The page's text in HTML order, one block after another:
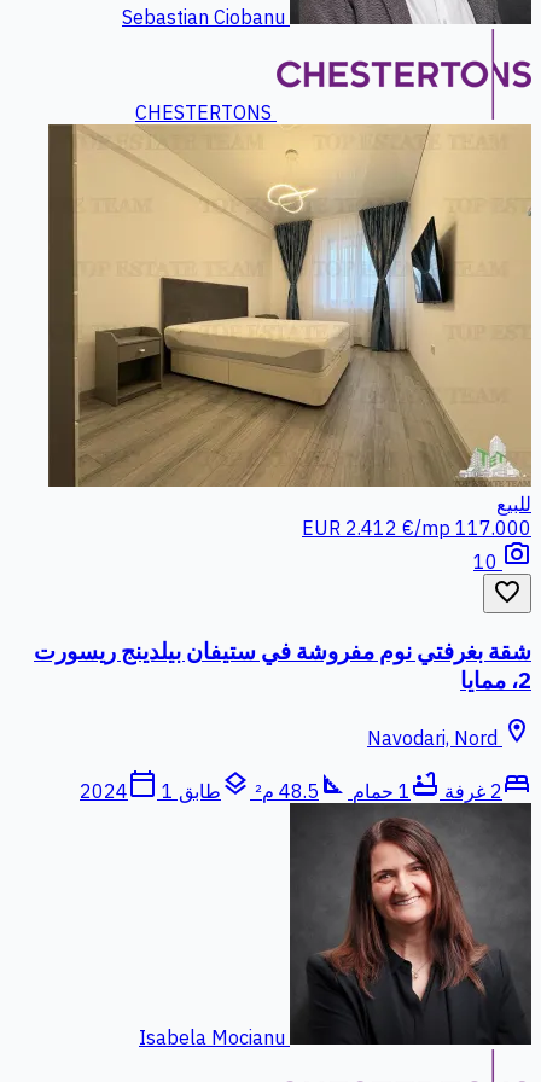
Sebastian Ciobanu
CHESTERTONS
للبيع
117.000 EUR
2.412 €/mp
photo_camera
favorite_border
شقة بغرفتي نوم مفروشة في ستيفان بيلدينج ريسورت
2، ممايا
location_on
bed2 غرفة bathtub 1 حمام square_foot 48.5 م² layers طابق 1 calendar_today
2024
Isabela Mocianu